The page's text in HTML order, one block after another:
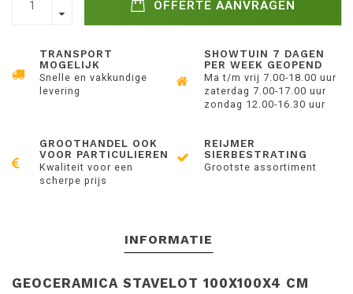
OFFERTE AANVRAGEN
TRANSPORT
MOGELIJK
Snelle en vakkundige
levering
SHOWTUIN 7 DAGEN
PER WEEK GEOPEND
Ma t/m vrij 7.00-18.00 uur
zaterdag 7.00-17.00 uur
zondag 12.00-16.30 uur
GROOTHANDEL OOK
VOOR PARTICULIEREN
Kwaliteit voor een
scherpe prijs
REIJMER
SIERBESTRATING
Grootste assortiment
INFORMATIE
GEOCERAMICA STAVELOT 100X100X4 CM